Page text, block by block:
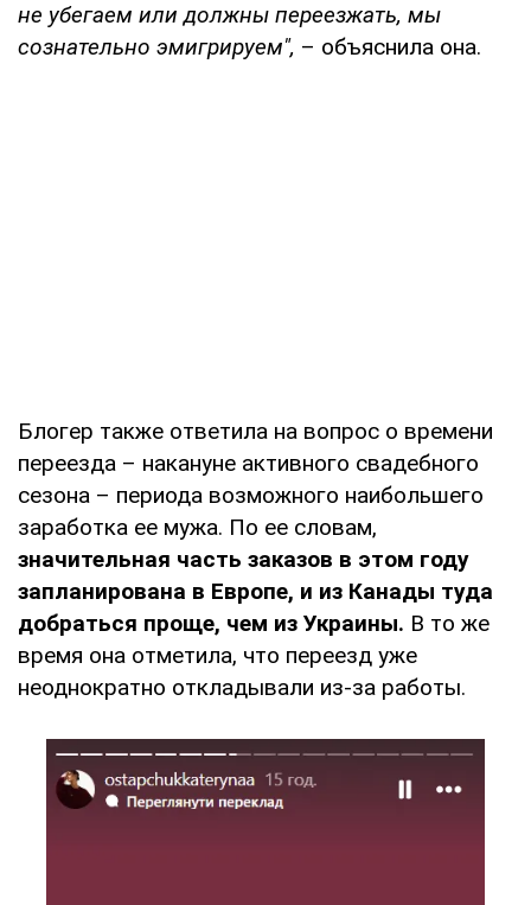
не убегаем или должны переезжать, мы
сознательно эмигрируем", – объяснила она.
Блогер также ответила на вопрос о времени
переезда – накануне активного свадебного
сезона – периода возможного наибольшего
заработка ее мужа. По ее словам,
значительная часть заказов в этом году
запланирована в Европе, и из Канады туда
добраться проще, чем из Украины. В то же
время она отметила, что переезд уже
неоднократно откладывали из-за работы.